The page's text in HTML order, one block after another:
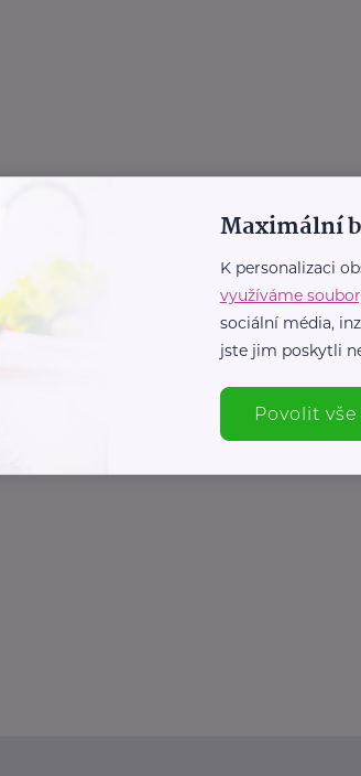
Maximální
K personalizaci
využíváme
sociální média,
jste jim poskytli
Povolit vše